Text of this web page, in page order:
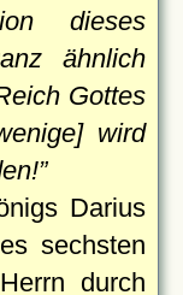
dieses
ähnlich
Gottes
wird
Darius
sechsten
durch